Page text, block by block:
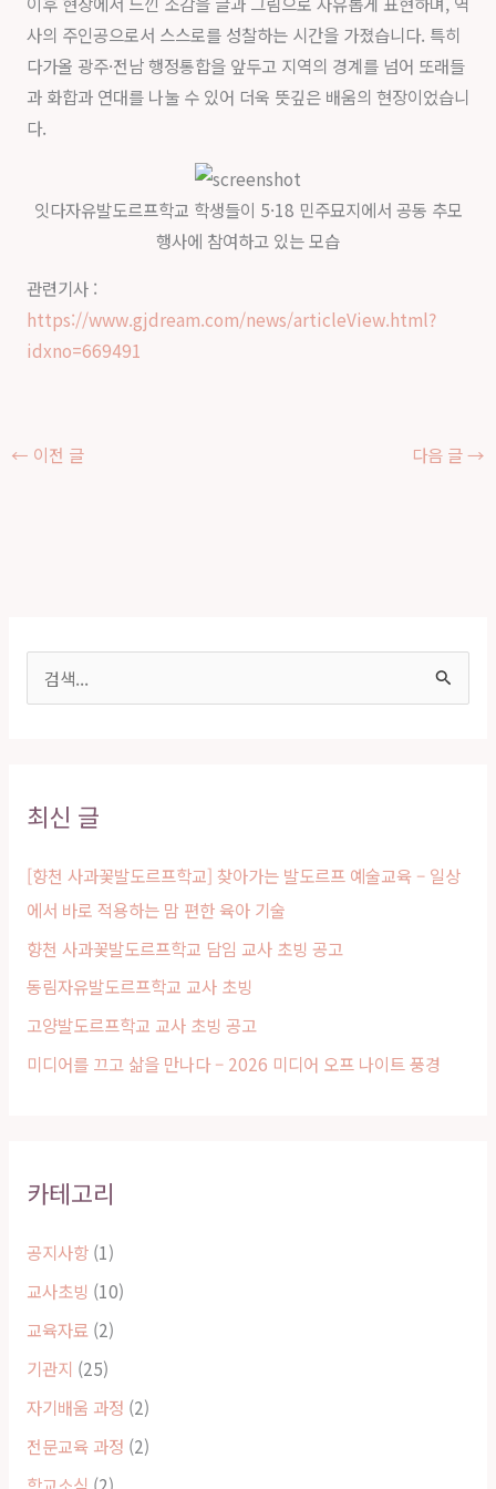
사의 주인공으로서 스스로를 성찰하는 시간을 가졌습니다. 특히
다가올 광주·전남 행정통합을 앞두고 지역의 경계를 넘어 또래들
과 화합과 연대를 나눌 수 있어 더욱 뜻깊은 배움의 현장이었습니
다.
잇다자유발도르프학교 학생들이 5·18 민주묘지에서 공동 추모
행사에 참여하고 있는 모습
관련기사 :
https://www.gjdream.com/news/articleView.html?
idxno=669491
← 이전 글 다음 글→
최신 글
[향천 사과꽃발도르프학교] 찾아가는 발도르프 예술교육 – 일상
에서 바로 적용하는 맘 편한 육아 기술
향천 사과꽃발도르프학교 담임 교사 초빙 공고
동림자유발도르프학교 교사 초빙
고양발도르프학교 교사 초빙 공고
미디어를 끄고 삶을 만나다 – 2026 미디어 오프 나이트 풍경
카테고리
공지사항(1)
교사초빙 (10)
교육자료(2)
기관지 (25)
자기배움 과정 (2)
전문교육 과정 (2)
학교소식 (2)